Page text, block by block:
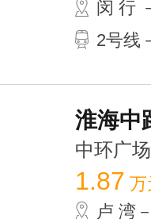
闵 行
2号线
淮海中
中环广
1.87 万
卢 湾